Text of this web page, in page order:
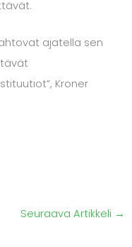
ajatella sen
Kroner
Seuraava Artikkeli →